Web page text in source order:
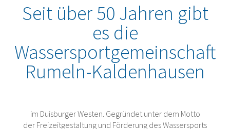
Seit über 50 Jahren gibt
es die
Wassersportgemeinschaft
Rumeln-Kaldenhausen
im Duisburger Westen. Gegründet unter dem Motto
der Freizeitgestaltung und Förderung des Wassersports